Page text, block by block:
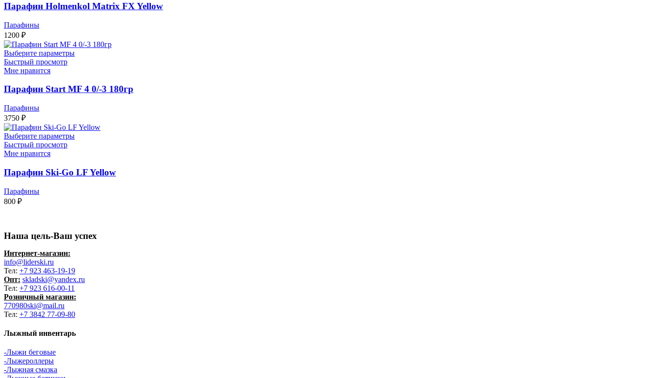
Парафин Holmenkol Matrix FX Yellow
Парафины
1200 ₽
Выберите параметры
Быстрый просмотр
Мне нравится
Парафин Start MF 4 0/-3 180гр
Парафины
3750 ₽
Выберите параметры
Быстрый просмотр
Мне нравится
Парафин Ski-Go LF Yellow
Парафины
800 ₽
Наша цель-Ваш успех
Интернет-магазин:
info@liderski.ru
Тел: +7 923 463-19-19
Опт: skladski@yandex.ru
Тел: +7 923 616-00-11
Розничный магазин:
770980ski@mail.ru
Тел: +7 3842 77-09-80
Лыжный инвентарь
-Лыжи беговые
-Лыжероллеры
-Лыжная смазка